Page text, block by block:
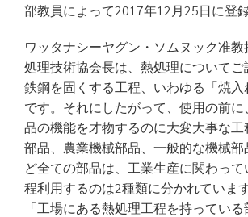
部教員によって2017年12月25日に登
ワッタナシーヤグン・ソムヌック准
処理技術協会長は、熱処理についてご
鉄鋼を固くする工程、いわゆる「焼入
です。それにしたがって、使用の前
品の機能を才物するのに大変大事な
部品、農業機械部品、一般的な機械
ど全ての部品は、工業生産に関わっ
程利用するのは2種類に分かれていま
「工場にある熱処理工程を持ってい